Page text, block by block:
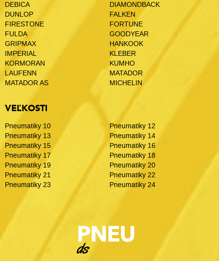
DEBICA
DIAMONDBACK
DUNLOP
FALKEN
FIRESTONE
FORTUNE
FULDA
GOODYEAR
GRIPMAX
HANKOOK
IMPERIAL
KLEBER
KORMORAN
KUMHO
LAUFENN
MATADOR
MATADOR AS
MICHELIN
VEĽKOSTI
Pneumatiky 10
Pneumatiky 12
Pneumatiky 13
Pneumatiky 14
Pneumatiky 15
Pneumatiky 16
Pneumatiky 17
Pneumatiky 18
Pneumatiky 19
Pneumatiky 20
Pneumatiky 21
Pneumatiky 22
Pneumatiky 23
Pneumatiky 24